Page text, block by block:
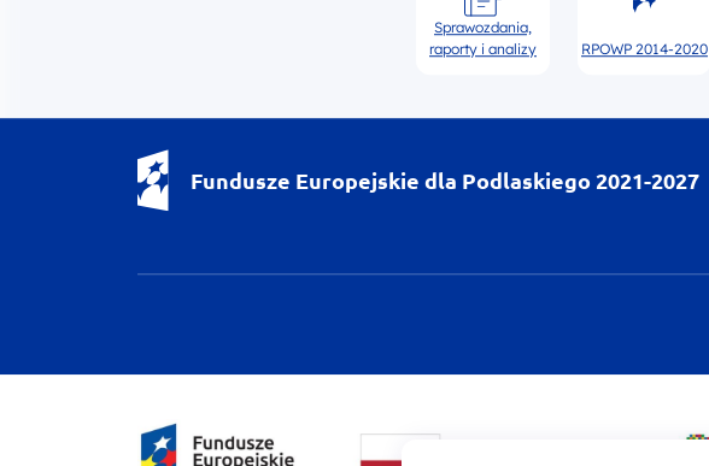
Sprawozdania,
raporty i analizy
RPOWP 2014-2020
Fundusze Europejskie dla Podlaskiego 2021-2027